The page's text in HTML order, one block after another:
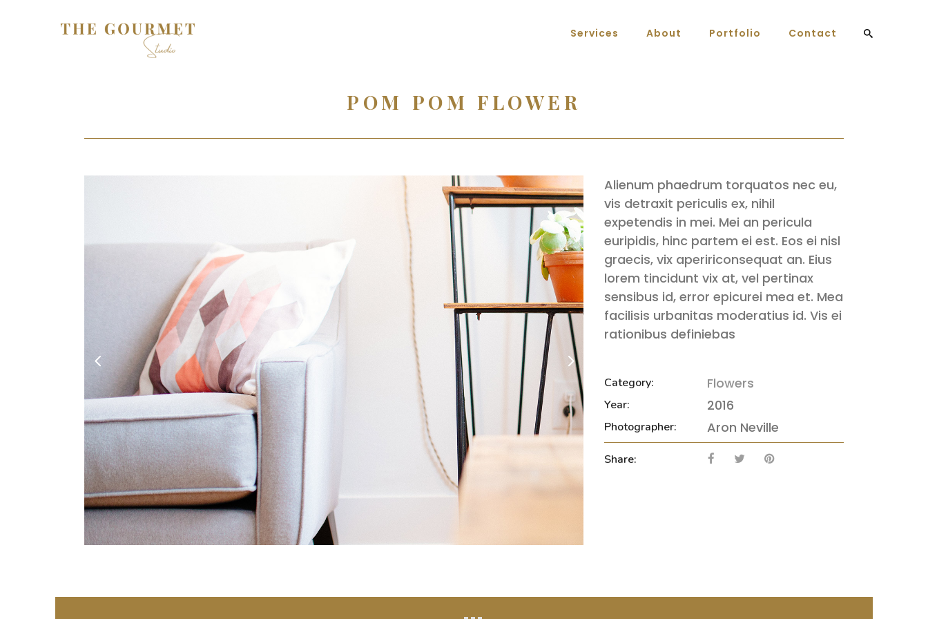
Services About Portfolio Contact
POM POM FLOWER
Alienum phaedrum torquatos nec eu,
vis detraxit periculis ex, nihil
expetendis in mei. Mei an pericula
euripidis, hinc partem ei est. Eos ei nisl
graecis, vix apeririconsequat an. Eius
lorem tincidunt vix at, vel pertinax
sensibus id, error epicurei mea et. Mea
facilisis urbanitas moderatius id. Vis ei
rationibus definiebas
Category: Flowers
Year: 2016
Photographer: Aron Neville
Share: